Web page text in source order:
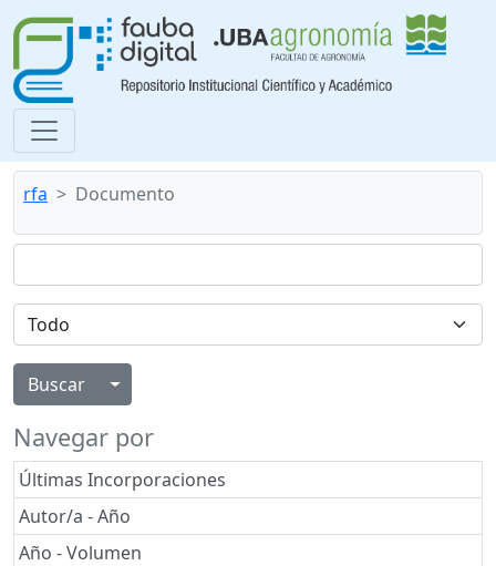
rfa Documento
Alternar menú desplegable
Navegar por
Últimas Incorporaciones
Autor/a - Año
Año - Volumen